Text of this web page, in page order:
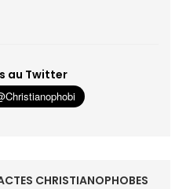
au Twitter
CHRISTIANOPHOBES